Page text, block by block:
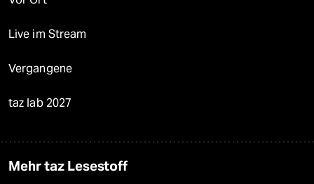
Live im Stream
Vergangene
taz lab 2027
Mehr taz Lesestoff